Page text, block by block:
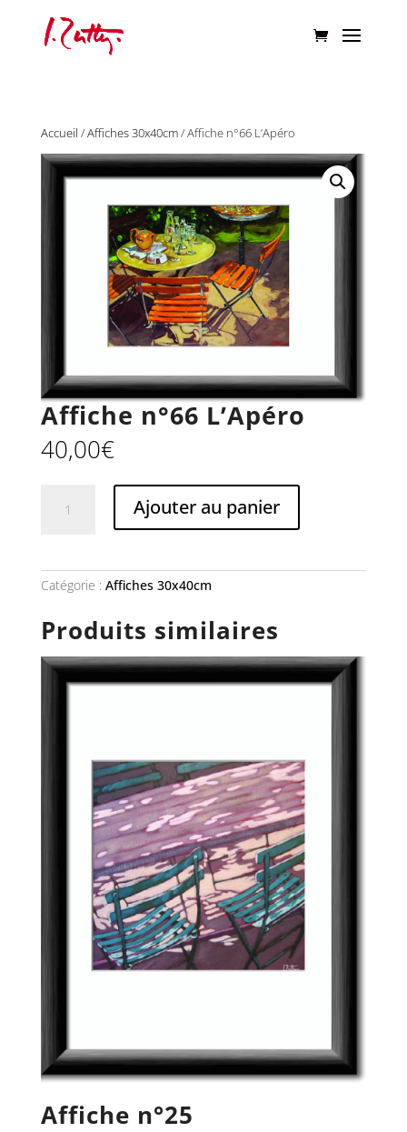
Accueil /Affiches 30x40cm/ Affiche n°66 L’Apéro
Affiche n°66 L’Apéro
40,00€
Ajouter au panier
Catégorie : Affiches 30x40cm
Produits similaires
Affiche n°25